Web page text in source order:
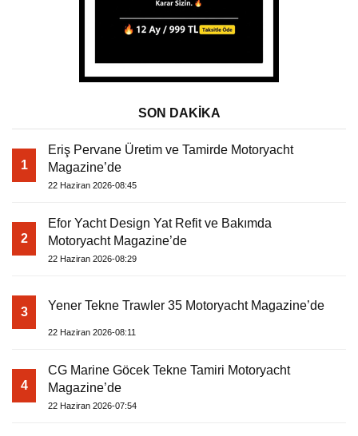
SON DAKİKA
1
Eriş Pervane Üretim ve Tamirde Motoryacht
Magazine’de
22 Haziran 2026-08:45
2
Efor Yacht Design Yat Refit ve Bakımda
Motoryacht Magazine’de
22 Haziran 2026-08:29
3 Yener Tekne Trawler 35 Motoryacht Magazine’de
22 Haziran 2026-08:11
4
CG Marine Göcek Tekne Tamiri Motoryacht
Magazine’de
22 Haziran 2026-07:54